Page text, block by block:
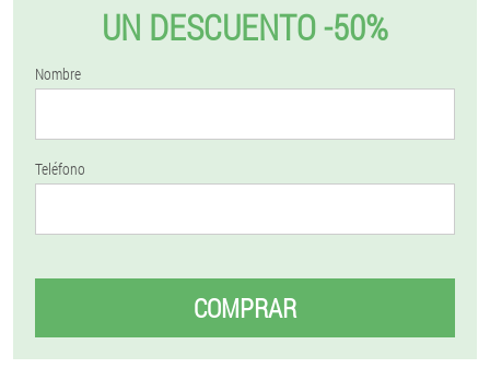
UN DESCUENTO -50%
Nombre
Teléfono
COMPRAR